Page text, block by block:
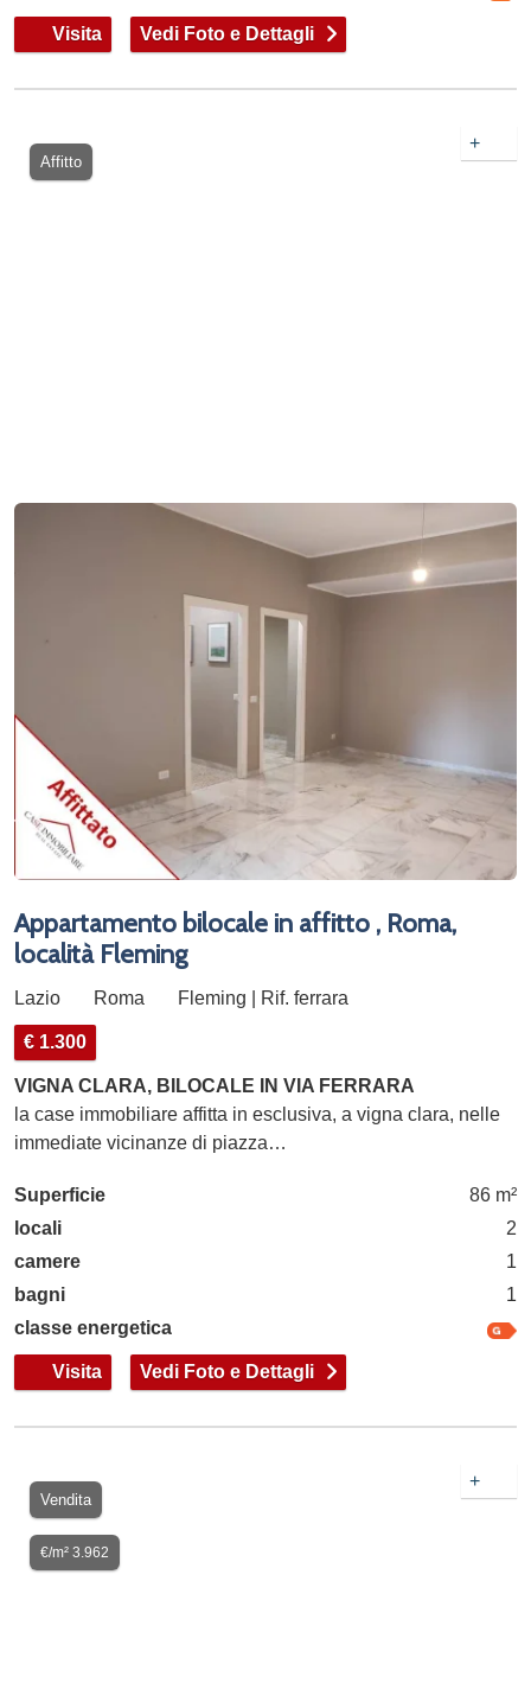
Visita Vedi Foto e Dettagli
Affitto
+
Appartamento bilocale in affitto , Roma,
località Fleming
Lazio Roma Fleming | Rif. ferrara
€ 1.300
VIGNA CLARA, BILOCALE IN VIA FERRARA
la case immobiliare affitta in esclusiva, a vigna clara, nelle
immediate vicinanze di piazza…
Superficie
86 m²
locali
2
camere
1
bagni
1
classe energetica
Visita Vedi Foto e Dettagli
Vendita
€/m² 3.962
+